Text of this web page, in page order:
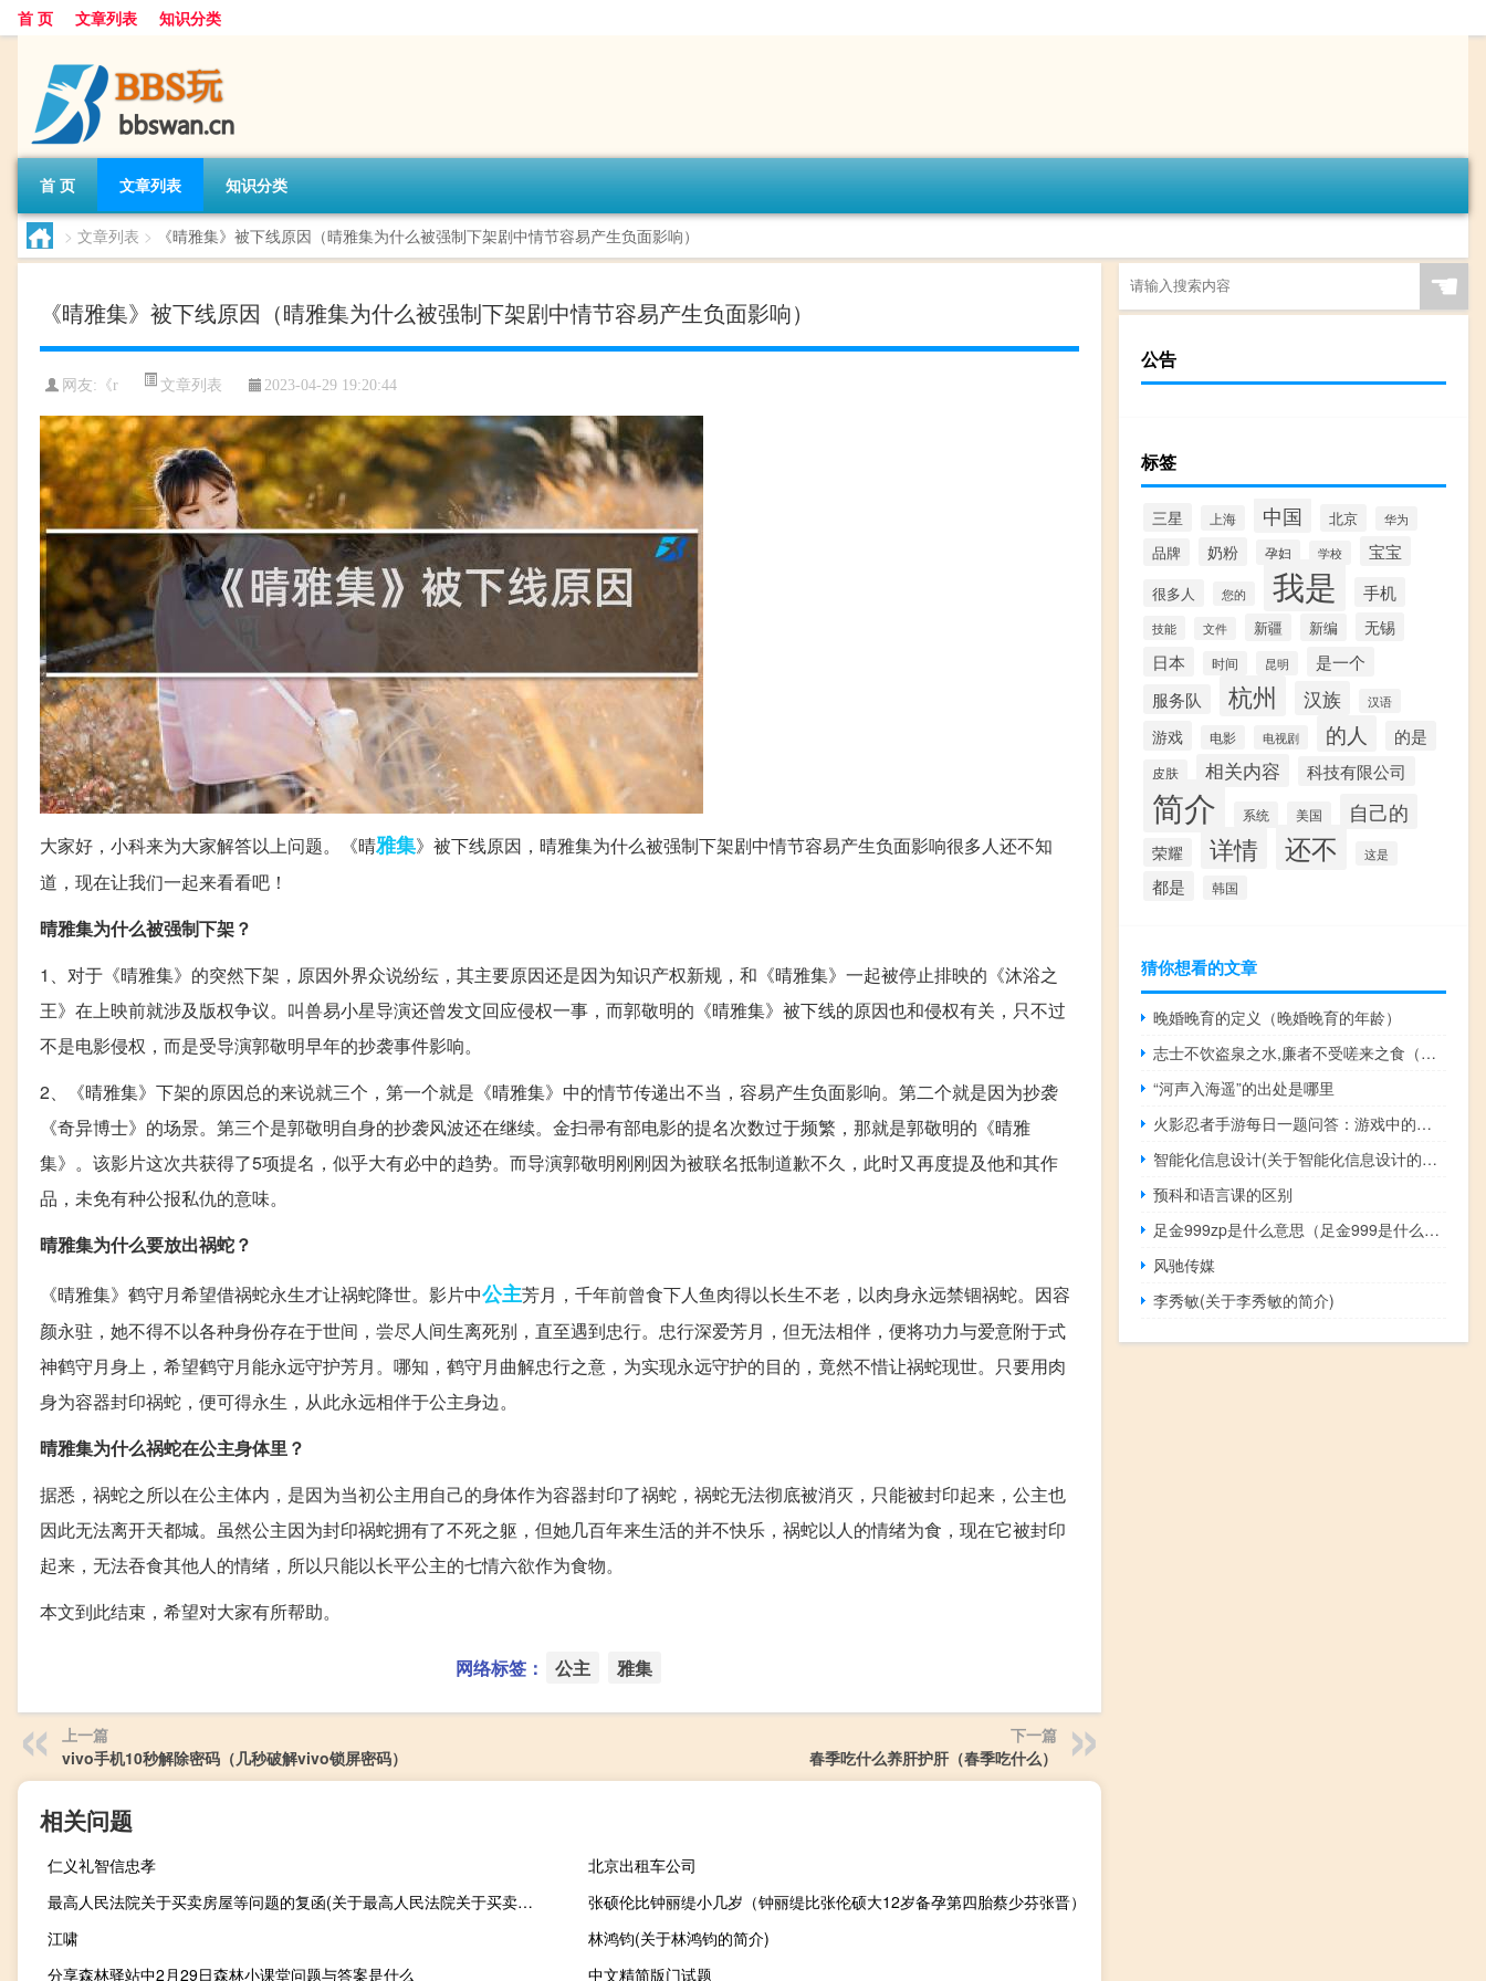
首 页 文章列表 知识分类
首 页 文章列表 知识分类
> 文章列表 > 《晴雅集》被下线原因（晴雅集为什么被强制下架剧中情节容易产生负面影响）
《晴雅集》被下线原因（晴雅集为什么被强制下架剧中情节容易产生负面影响）
网友: 《r 文章列表 2023-04-29 19:20:44
大家好，小科来为大家解答以上问题。《晴雅集》被下线原因，晴雅集为什么被强制下架剧中情节容易产生负面影响很多人还不知
道，现在让我们一起来看看吧！
晴雅集为什么被强制下架？
1、对于《晴雅集》的突然下架，原因外界众说纷纭，其主要原因还是因为知识产权新规，和《晴雅集》一起被停止排映的《沐浴之
王》在上映前就涉及版权争议。叫兽易小星导演还曾发文回应侵权一事，而郭敬明的《晴雅集》被下线的原因也和侵权有关，只不过
不是电影侵权，而是受导演郭敬明早年的抄袭事件影响。
2、《晴雅集》下架的原因总的来说就三个，第一个就是《晴雅集》中的情节传递出不当，容易产生负面影响。第二个就是因为抄袭
《奇异博士》的场景。第三个是郭敬明自身的抄袭风波还在继续。金扫帚有部电影的提名次数过于频繁，那就是郭敬明的《晴雅
集》。该影片这次共获得了5项提名，似乎大有必中的趋势。而导演郭敬明刚刚因为被联名抵制道歉不久，此时又再度提及他和其作
品，未免有种公报私仇的意味。
晴雅集为什么要放出祸蛇？
《晴雅集》鹤守月希望借祸蛇永生才让祸蛇降世。影片中公主芳月，千年前曾食下人鱼肉得以长生不老，以肉身永远禁锢祸蛇。因容
颜永驻，她不得不以各种身份存在于世间，尝尽人间生离死别，直至遇到忠行。忠行深爱芳月，但无法相伴，便将功力与爱意附于式
神鹤守月身上，希望鹤守月能永远守护芳月。哪知，鹤守月曲解忠行之意，为实现永远守护的目的，竟然不惜让祸蛇现世。只要用肉
身为容器封印祸蛇，便可得永生，从此永远相伴于公主身边。
晴雅集为什么祸蛇在公主身体里？
据悉，祸蛇之所以在公主体内，是因为当初公主用自己的身体作为容器封印了祸蛇，祸蛇无法彻底被消灭，只能被封印起来，公主也
因此无法离开天都城。虽然公主因为封印祸蛇拥有了不死之躯，但她几百年来生活的并不快乐，祸蛇以人的情绪为食，现在它被封印
起来，无法吞食其他人的情绪，所以只能以长平公主的七情六欲作为食物。
本文到此结束，希望对大家有所帮助。
网络标签： 公主 雅集
上一篇
vivo手机10秒解除密码（几秒破解vivo锁屏密码）
下一篇
春季吃什么养肝护肝（春季吃什么）
相关问题
仁义礼智信忠孝
北京出租车公司
最高人民法院关于买卖房屋等问题的复函(关于最高人民法院关于买卖房屋等问题的复函的简介)
张硕伦比钟丽缇小几岁（钟丽缇比张伦硕大12岁备孕第四胎蔡少芬张晋）
江啸
林鸿钧(关于林鸿钧的简介)
分享森林驿站中2月29日森林小课堂问题与答案是什么
中文精简版门试题
☚
公告
标签
三星 上海 中国 北京 华为
品牌 奶粉 孕妇 学校 宝宝
很多人 您的 我是 手机
技能 文件 新疆 新编 无锡
日本 时间 昆明
是一个
服务队
杭州 汉族 汉语
游戏 电影 电视剧 的人 的是
皮肤 相关内容 科技有限公司
简介 系统 美国 自己的
荣耀 详情 还不 这是
都是 韩国
猜你想看的文章
晚婚晚育的定义（晚婚晚育的年龄）
志士不饮盗泉之水,廉者不受嗟来之食（志士不饮盗泉之水，廉者不受嗟来之食什么意思）
“河声入海遥”的出处是哪里
火影忍者手游每日一题问答：游戏中的天赋提升 除普通天赋还有哪种天赋
智能化信息设计(关于智能化信息设计的简介)
预科和语言课的区别
足金999zp是什么意思（足金999是什么意思）
风驰传媒
李秀敏(关于李秀敏的简介)